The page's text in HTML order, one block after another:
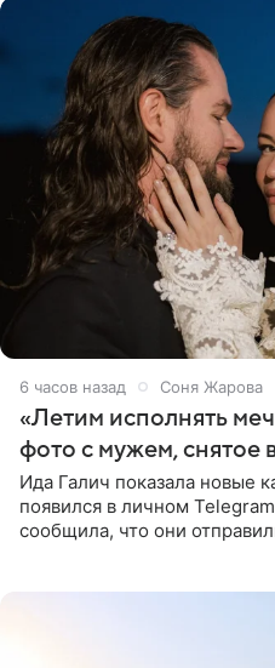
6 часов назад Соня Жарова
«Летим исполнять
фото с мужем, снятое
Ида Галич показала новые
появился в личном
сообщила, что они